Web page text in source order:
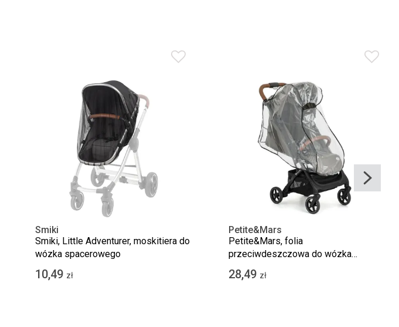
Smiki
Smiki, Little Adventurer, moskitiera do
wózka spacerowego
10,49 zł
Petite&Mars
Petite&Mars, folia
przeciwdeszczowa do wózka
spacerowego
28,49 zł